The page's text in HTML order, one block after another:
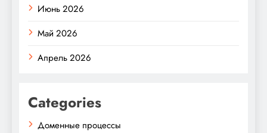
Июнь 2026
Май 2026
Апрель 2026
Categories
Доменные процессы